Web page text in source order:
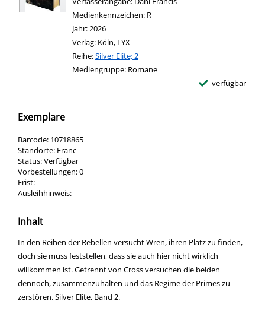
Medienkennzeichen: R
Jahr:2026
Verlag: Köln, LYX
Reihe:Silver Elite; 2
Mediengruppe: Romane
verfügbar
Exemplare
Barcode: 10718865
Standorte: Franc
Status:Verfügbar
Vorbestellungen:0
Frist:
Ausleihhinweis:
Inhalt
In den Reihen der Rebellen versucht Wren, ihren Platz zu finden,
doch sie muss feststellen, dass sie auch hier nicht wirklich
willkommen ist. Getrennt von Cross versuchen die beiden
dennoch, zusammenzuhalten und das Regime der Primes zu
zerstören. Silver Elite, Band 2.